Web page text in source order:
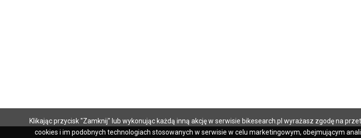
Klikając przycisk "Zamknij" lub wykonując każdą inną akcję w serwisie bikesearch.pl wyrażasz zgodę na
cookies i im podobnych technologiach stosowanych w serwisie w celu marketingowym, obejmującym